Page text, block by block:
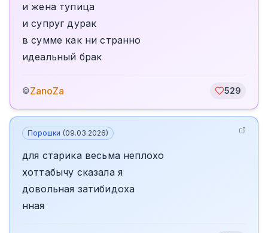
и жена тупица
и супруг дурак
в сумме как ни странно
идеальный брак
©ZanoZa 529
Порошки (09.03.2026)
для старика весьма неплохо
хоттабычу сказала я
довольная затибидоха
нная